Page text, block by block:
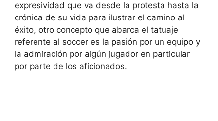
expresividad que va desde la protesta hasta la
crónica de su vida para ilustrar el camino al
éxito, otro concepto que abarca el tatuaje
referente al soccer es la pasión por un equipo y
la admiración por algún jugador en particular
por parte de los aficionados.